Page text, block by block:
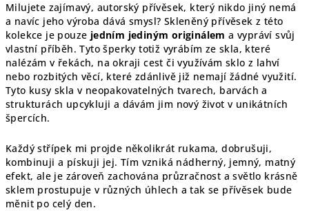
Milujete zajímavý, autorský přívěsek, který nikdo jiný nemá
a navíc jeho výroba dává smysl? Skleněný přívěsek z této
kolekce je pouze jedním jediným originálem a vypráví svůj
vlastní příběh. Tyto šperky totiž vyrábím ze skla, které
nalézám v řekách, na okraji cest či využívám sklo z lahví
nebo rozbitých věcí, které zdánlivě již nemají žádné využití.
Tyto kusy skla v neopakovatelných tvarech, barvách a
strukturách upcykluji a dávám jim nový život v unikátních
špercích.
Každý střípek mi projde několikrát rukama, dobrušuji,
kombinuji a pískuji jej. Tím vzniká nádherný, jemný, matný
efekt, ale je zároveň zachována průzračnost a světlo krásně
sklem prostupuje v různých úhlech a tak se přívěsek bude
měnit po celý den.